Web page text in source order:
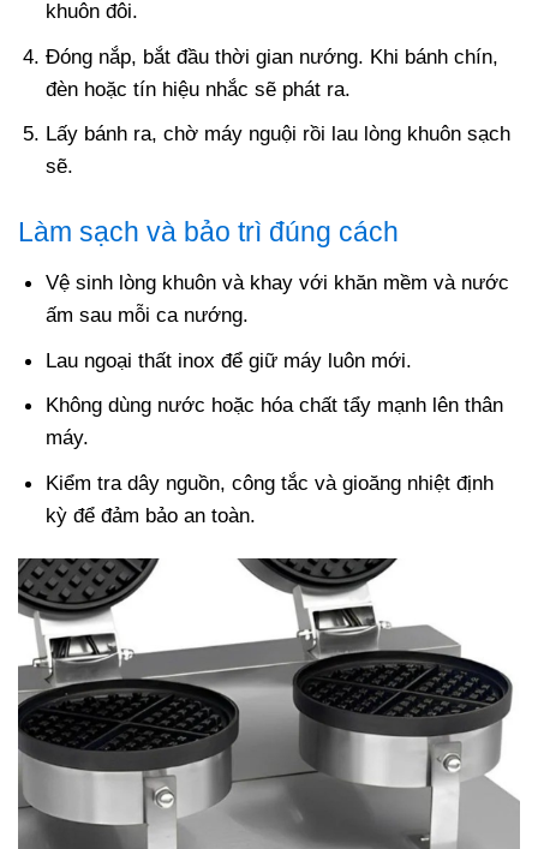
khuôn đôi.
Đóng nắp, bắt đầu thời gian nướng. Khi bánh chín,
đèn hoặc tín hiệu nhắc sẽ phát ra.
Lấy bánh ra, chờ máy nguội rồi lau lòng khuôn sạch
sẽ.
Làm sạch và bảo trì đúng cách
Vệ sinh lòng khuôn và khay với khăn mềm và nước
ấm sau mỗi ca nướng.
Lau ngoại thất inox để giữ máy luôn mới.
Không dùng nước hoặc hóa chất tẩy mạnh lên thân
máy.
Kiểm tra dây nguồn, công tắc và gioăng nhiệt định
kỳ để đảm bảo an toàn.